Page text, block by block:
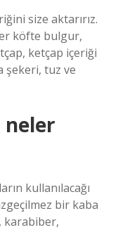
size aktarırız.
köfte bulgur,
ketçap içeriği
şekeri, tuz ve
neler
kullanılacağı
bir kaba
karabiber,